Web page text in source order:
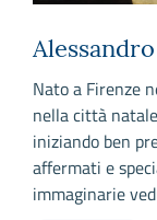
Nato a Firenze
nella città
iniziando ben
affermati e
immaginarie